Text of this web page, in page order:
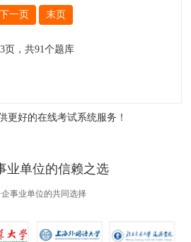
下一页 末页
3页，共91个题库
更好的在线考试系统服务！
业单位的信赖之选
企事业单位的共同选择